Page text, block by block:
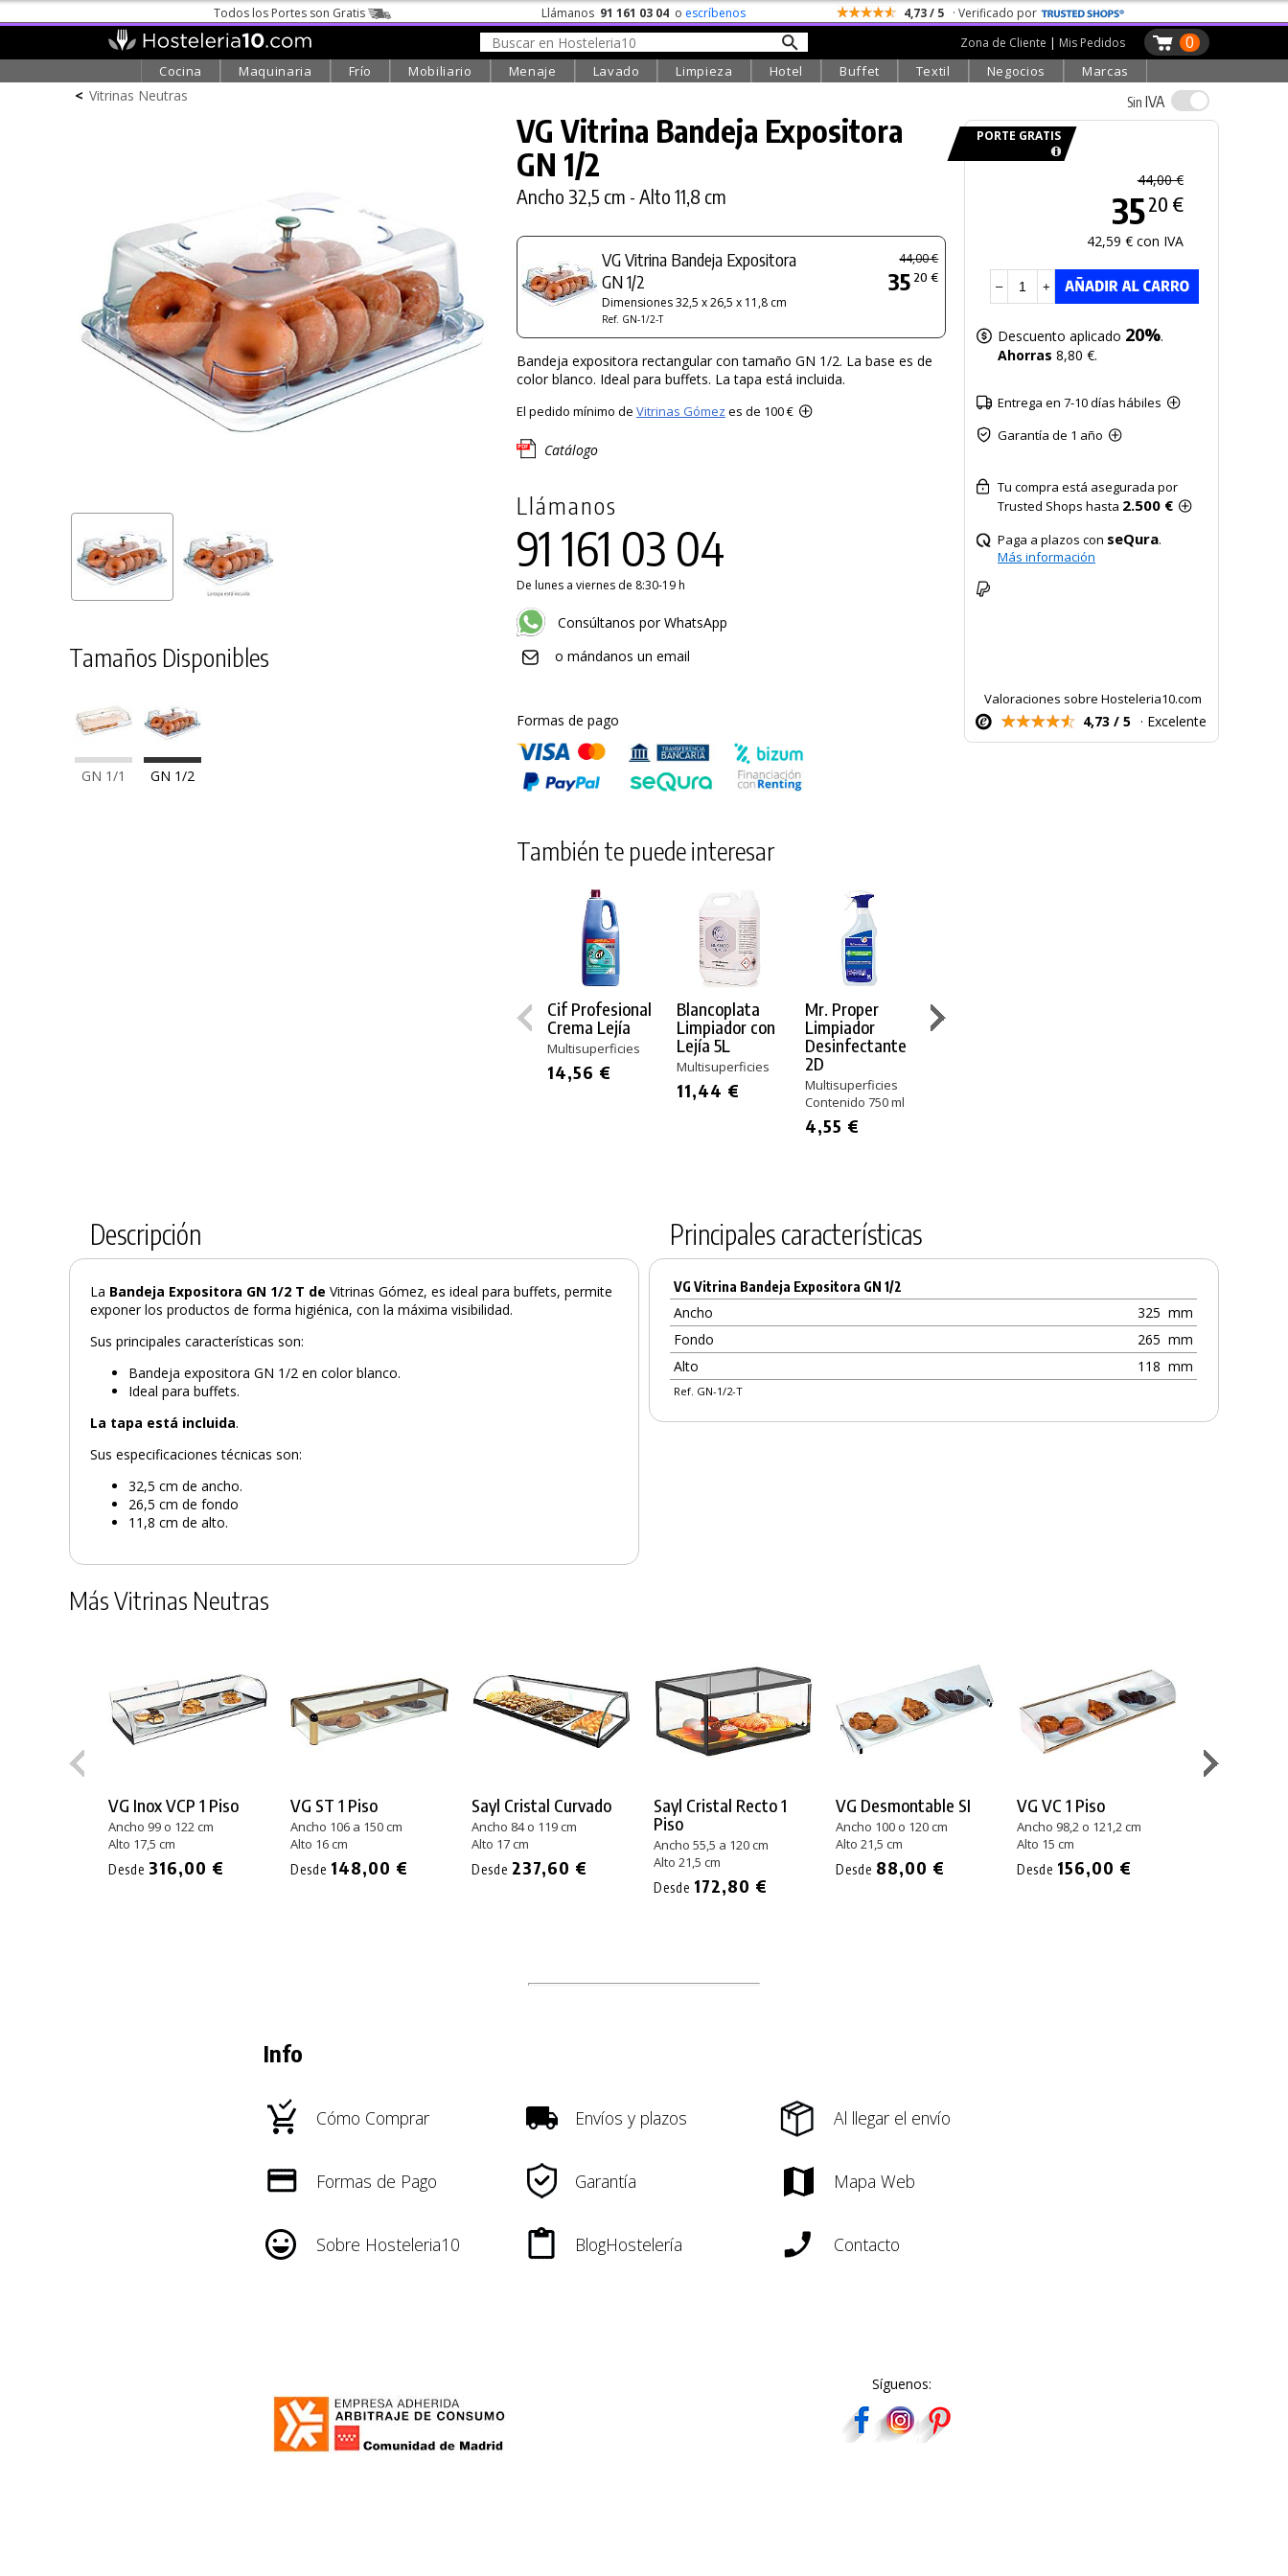
Todos los Portes son Gratis Llámanos 91 161 03 04 o escríbenos 4,73 / 5 · Verificado por
0
Zona de Cliente | Mis Pedidos
Cocina Maquinaria Frío Mobiliario Menaje Lavado Limpieza Hotel Buffet Textil Negocios Marcas
< Vitrinas Neutras
PRODUCTO AÑADIDO AL CARRITO
Tamaños Disponibles
GN 1/1 GN 1/2
VG Vitrina Bandeja Expositora
GN 1/2
Ancho 32,5 cm - Alto 11,8 cm
VG Vitrina Bandeja Expositora
GN 1/2
Dimensiones 32,5 x 26,5 x 11,8 cm
Ref. GN-1/2-T
44,00 €
35 20 €
Bandeja expositora rectangular con tamaño GN 1/2. La base es de
color blanco. Ideal para buffets. La tapa está incluida.
El pedido mínimo de Vitrinas Gómez es de 100 €
Catálogo
Llámanos
91 161 03 04
De lunes a viernes de 8:30-19 h
Consúltanos por WhatsApp
o mándanos un email
Formas de pago
También te puede interesar
Cif Profesional
Crema Lejía
Multisuperficies
14,56 €
Blancoplata
Limpiador con
Lejía 5L
Multisuperficies
11,44 €
Mr. Proper
Limpiador
Desinfectante
2D
Multisuperficies
Contenido 750 ml
4,55 €
Cif Limpiador
Acero
Sin IVA
PORTE GRATIS
44,00 €
3520 €
42,59 € con IVA
– +
Descuento aplicado 20%.
Ahorras 8,80 €.
Entrega en 7-10 días hábiles
Garantía de 1 año
Tu compra está asegurada por
Trusted Shops hasta 2.500 €
Paga a plazos con seQura.
Más información
Valoraciones sobre Hosteleria10.com
4,73 / 5 · Excelente
Descripción
La Bandeja Expositora GN 1/2 T deVitrinas Gómez, es ideal para buffets, permite
exponer los productos de forma higiénica, con la máxima visibilidad.
Sus principales características son:
Bandeja expositora GN 1/2 en color blanco.
Ideal para buffets.
La tapa está incluida.
Sus especificaciones técnicas son:
32,5 cm de ancho.
26,5 cm de fondo
11,8 cm de alto.
Principales características
VG Vitrina Bandeja Expositora GN 1/2
Ancho 325 mm
Fondo
265 mm
Alto
118 mm
Ref. GN-1/2-T
Más Vitrinas Neutras
VG Inox VCP 1 Piso
Ancho 99 o 122 cm
Alto 17,5 cm
Desde 316,00 €
VG ST 1 Piso
Ancho 106 a 150 cm
Alto 16 cm
Desde 148,00 €
Sayl Cristal Curvado
Ancho 84 o 119 cm
Alto 17 cm
Desde 237,60 €
Sayl Cristal Recto 1
Piso
Ancho 55,5 a 120 cm
Alto 21,5 cm
Desde 172,80 €
VG Desmontable SI
Ancho 100 o 120 cm
Alto 21,5 cm
Desde 88,00 €
VG VC 1 Piso
Ancho 98,2 o 121,2 cm
Alto 15 cm
Desde 156,00 €
Info
Cómo Comprar Envíos y plazos Al llegar el envío
Formas de Pago Garantía Mapa Web
Sobre Hosteleria10 BlogHostelería Contacto
Síguenos: